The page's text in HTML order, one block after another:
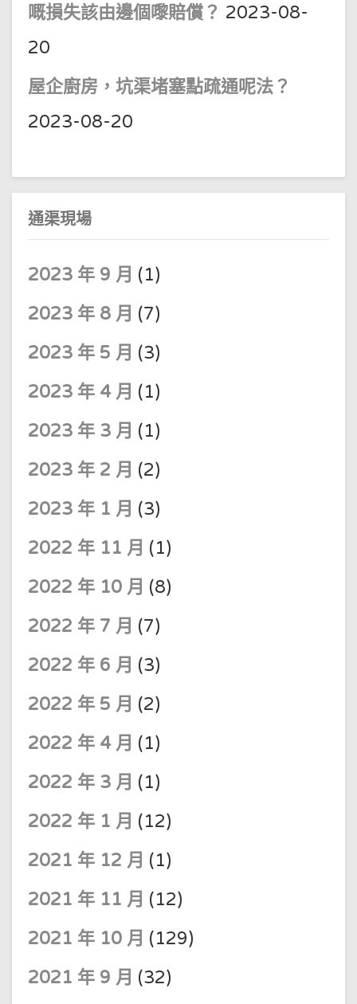
嘅損失該由邊個嚟賠償？ 2023-08-
20
屋企廚房，坑渠堵塞點疏通呢法？
2023-08-20
通渠現場
2023 年 9 月 (1)
2023 年 8 月 (7)
2023 年 5 月 (3)
2023 年 4 月 (1)
2023 年 3 月 (1)
2023 年 2 月 (2)
2023 年 1 月 (3)
2022 年 11 月 (1)
2022 年 10 月 (8)
2022 年 7 月 (7)
2022 年 6 月 (3)
2022 年 5 月 (2)
2022 年 4 月 (1)
2022 年 3 月 (1)
2022 年 1 月 (12)
2021 年 12 月 (1)
2021 年 11 月 (12)
2021 年 10 月 (129)
2021 年 9 月 (32)